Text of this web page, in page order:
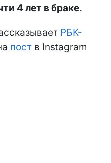
4 лет в браке.
РБК-
пост в Instagram